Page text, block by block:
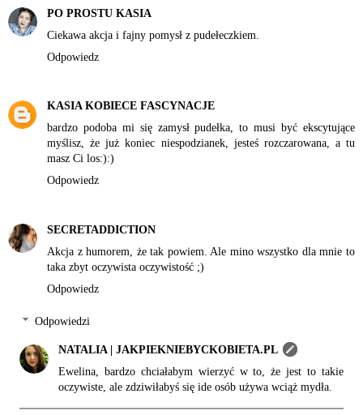
PO PROSTU KASIA
Ciekawa akcja i fajny pomysł z pudełeczkiem.
Odpowiedz
KASIA KOBIECE FASCYNACJE
bardzo podoba mi się zamysł pudełka, to musi być ekscytujące
myślisz, że już koniec niespodzianek, jesteś rozczarowana, a tu
masz Ci los:):)
Odpowiedz
SECRETADDICTION
Akcja z humorem, że tak powiem. Ale mino wszystko dla mnie to
taka zbyt oczywista oczywistość ;)
Odpowiedz
Odpowiedzi
NATALIA | JAKPIEKNIEBYCKOBIETA.PL
Ewelina, bardzo chciałabym wierzyć w to, że jest to takie
oczywiste, ale zdziwiłabyś się ide osób używa wciąż mydła.